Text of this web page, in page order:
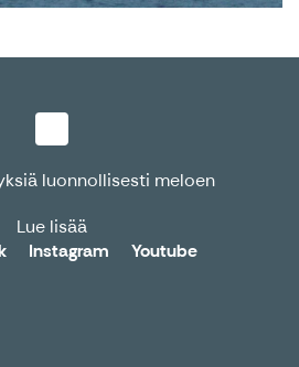
luonnollisesti meloen
Lue lisää
Instagram Youtube